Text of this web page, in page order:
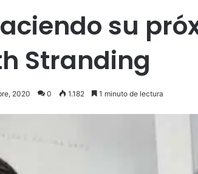
su
Stranding
2020 0 1.182 1 minuto de lectura